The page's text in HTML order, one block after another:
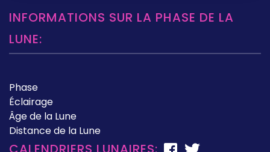
INFORMATIONS SUR LA PHASE DE LA
LUNE:
Phase
Éclairage
Âge de la Lune
Distance de la Lune